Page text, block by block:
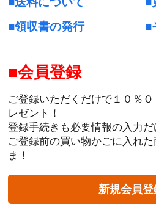
領収書の発行
会員登録
ご登録いただくだけで１０％
レゼント！
登録手続きも必要情報の入力
ご登録前の買い物かごに入れた
ま！
新規会員登